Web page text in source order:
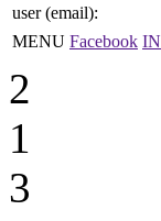
user (email):
MENU Facebook
2
1
3